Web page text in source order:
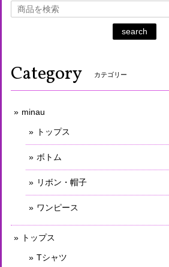
search
Category カテゴリー
minau
トップス
ボトム
リボン・帽子
ワンピース
トップス
Tシャツ